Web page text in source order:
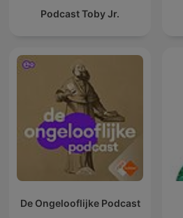
Podcast Toby Jr.
De Ongelooflijke Podcast